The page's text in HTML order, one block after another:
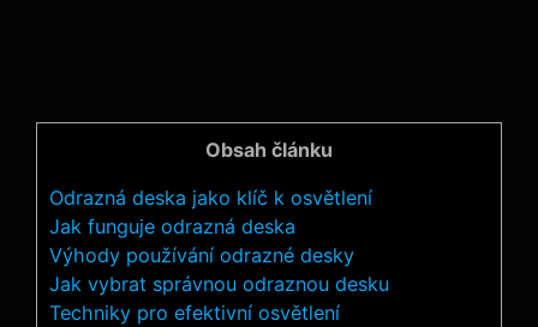
Obsah článku
Odrazná deska ‌jako klíč k osvětlení
Jak funguje odrazná deska
Výhody⁢ používání odrazné desky
Jak vybrat ‌správnou odraznou desku
Techniky pro efektivní osvětlení